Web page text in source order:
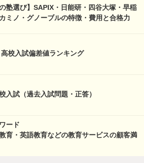
の塾選び】SAPIX・日能研・四谷大塚・早稲
ミノ・グノーブルの特徴・費用と合格力
校入試偏差値ランキング
入試（過去入試問題・正答）
ード
教育・英語教育などの教育サービスの顧客満